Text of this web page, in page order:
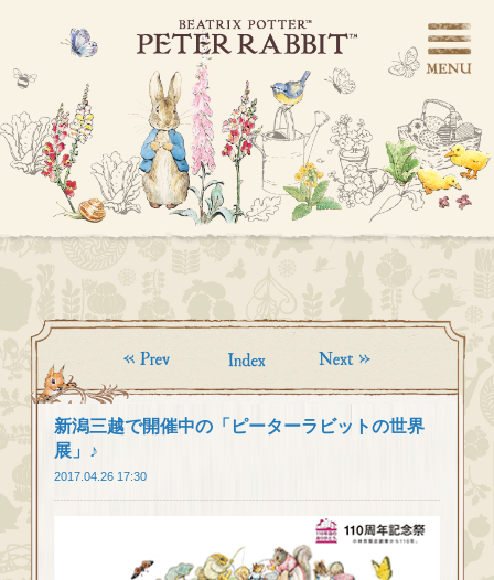
新潟三越で開催中の「ピーターラビットの世界
展」♪
2017.04.26 17:30